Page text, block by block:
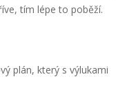
tím lépe to poběží.
plán, který s výlukami